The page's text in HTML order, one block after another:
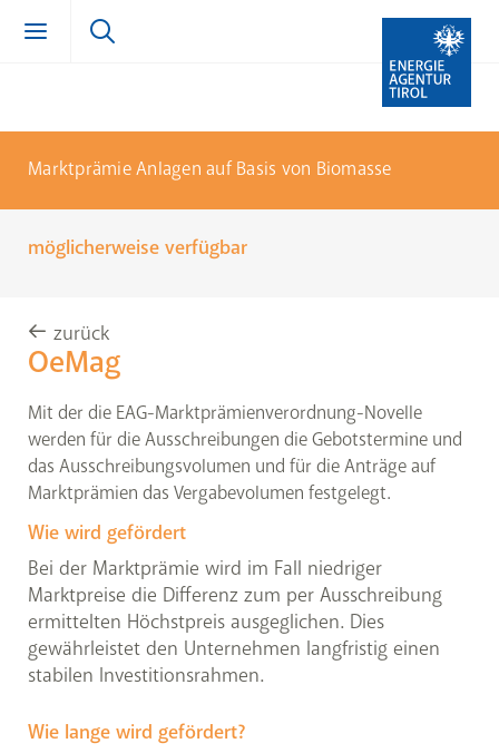
Marktprämie Anlagen auf Basis von Biomasse
möglicherweise verfügbar
zurück
OeMag
Mit der die EAG-Marktprämienverordnung-Novelle
werden für die Ausschreibungen die Gebotstermine und
das Ausschreibungsvolumen und für die Anträge auf
Marktprämien das Vergabevolumen festgelegt.
Wie wird gefördert
Bei der Marktprämie wird im Fall niedriger
Marktpreise die Differenz zum per Ausschreibung
ermittelten Höchstpreis ausgeglichen. Dies
gewährleistet den Unternehmen langfristig einen
stabilen Investitionsrahmen.
Wie lange wird gefördert?